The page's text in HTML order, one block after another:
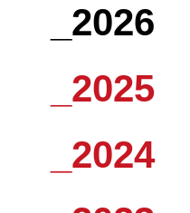
_2026
_2025
_2024